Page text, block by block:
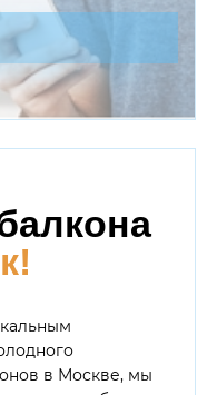
в Москве, мы